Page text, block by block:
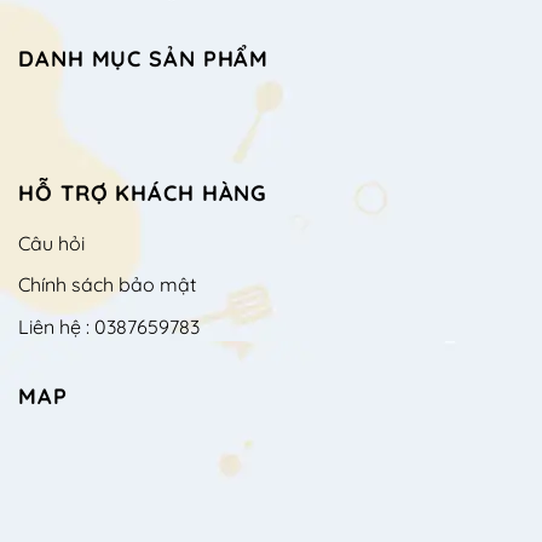
DANH MỤC SẢN PHẨM
HỖ TRỢ KHÁCH HÀNG
Câu hỏi
Chính sách bảo mật
Liên hệ : 0387659783
MAP